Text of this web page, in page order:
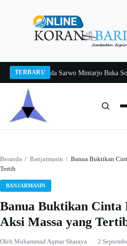
TERBARU
2026Pj Sekda Sarwo Mintarjo Buka
Beranda / Banjarmasin / Banua Buktikan
Tertib
BANJARMASIN
Banua Buktikan Cinta
Aksi Massa yang
Oleh Muhammad Aqmar Sharaya · 2